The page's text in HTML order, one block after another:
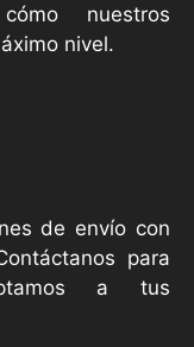
nuestros
nivel.
de envío con
para
a tus